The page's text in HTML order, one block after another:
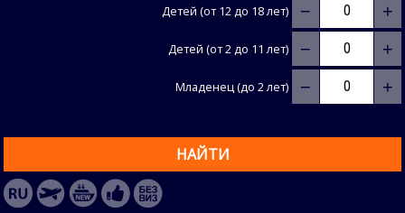
Детей (от 12 до 18 лет) − +
Детей (от 2 до 11 лет) − +
Младенец (до 2 лет) − +
НАЙТИ